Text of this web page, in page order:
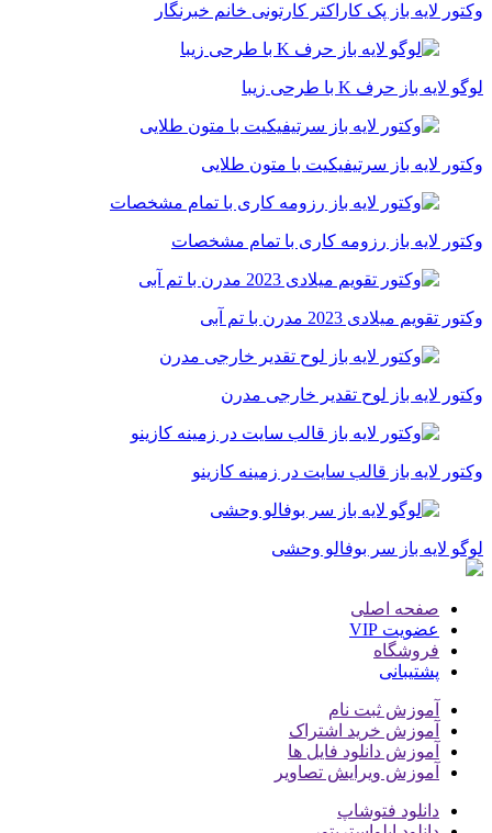
وکتور لایه باز پک کاراکتر کارتونی خانم خبرنگار
لوگو لایه باز حرف K با طرحی زیبا
وکتور لایه باز سرتیفیکیت با متون طلایی
وکتور لایه باز رزومه کاری با تمام مشخصات
وکتور تقویم میلادی 2023 مدرن با تم آبی
وکتور لایه باز لوح تقدیر خارجی مدرن
وکتور لایه باز قالب سایت در زمینه کازینو
لوگو لایه باز سر بوفالو وحشی
صفحه اصلی
عضویت VIP
فروشگاه
پشتیبانی
آموزش ثبت نام
آموزش خرید اشتراک
آموزش دانلود فایل ها
آموزش ویرایش تصاویر
دانلود فتوشاپ